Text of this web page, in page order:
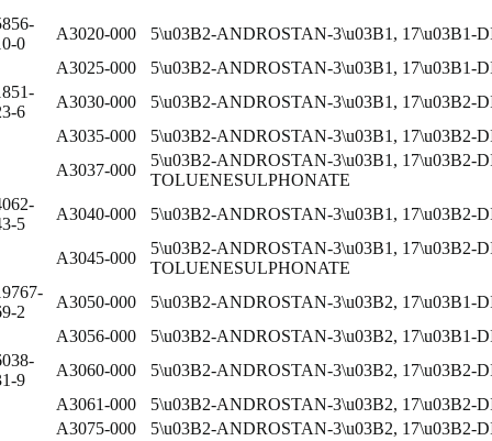
0
A3020-000
5\u03B2-ANDROSTAN-3\u03B1, 17\u03B1-
A3025-000
5\u03B2-ANDROSTAN-3\u03B1, 17\u03B1-
6
A3030-000
5\u03B2-ANDROSTAN-3\u03B1, 17\u03B2-
A3035-000
5\u03B2-ANDROSTAN-3\u03B1, 17\u03B2-
A3037-000
5\u03B2-ANDROSTAN-3\u03B1, 17\u03B2-
TOLUENESULPHONATE
5
A3040-000 5\u03B2-ANDROSTAN-3\u03B1, 17\u03B2-
A3045-000
5\u03B2-ANDROSTAN-3\u03B1, 17\u03B2-
TOLUENESULPHONATE
2
A3050-000
5\u03B2-ANDROSTAN-3\u03B2, 17\u03B1-
A3056-000
5\u03B2-ANDROSTAN-3\u03B2, 17\u03B1-
9
A3060-000
5\u03B2-ANDROSTAN-3\u03B2, 17\u03B2-
A3061-000
5\u03B2-ANDROSTAN-3\u03B2, 17\u03B2-
A3075-000
5\u03B2-ANDROSTAN-3\u03B2, 17\u03B2-